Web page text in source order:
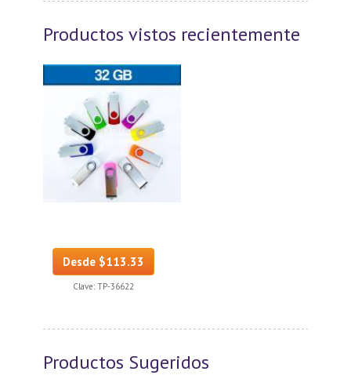
Productos vistos recientemente
Desde $113.33
Clave: TP-36622
Productos Sugeridos